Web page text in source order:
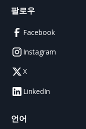
팔로우
Facebook
Instagram
X
LinkedIn
언어